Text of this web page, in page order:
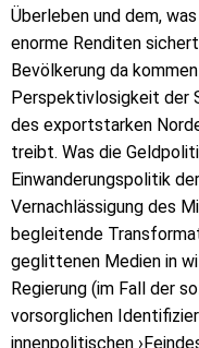
Überleben und dem,
enorme Renditen
Bevölkerung da
Perspektivlosigkeit der
des exportstarken
treibt. Was die
Einwanderungspolitik
Vernachlässigung des
begleitende
geglittenen Medien in
Regierung (im Fall der
vorsorglichen
innenpolitischen